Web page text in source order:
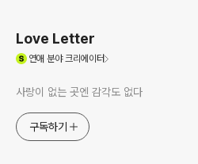
Love Letter
연애 분야 크리에이터
사랑이 없는 곳엔 감각도 없다
구독하기